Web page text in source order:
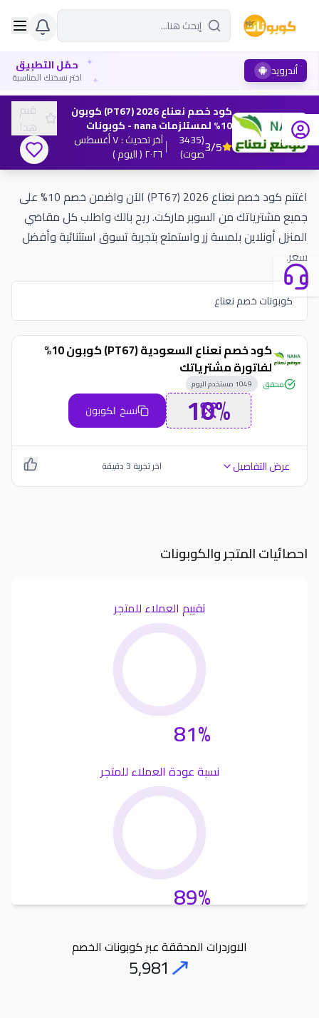
أندرويد حمّل التطبيق
اختر نسختك المناسبة
✦
✦
كود خصم نعناع 2026 (PT67) كوبون
10% لمستلزمات nana - كوبونات
3/5
(
3435
صوت)
آخر تحديث: ٧ أغسطس
٢٠٢٦( اليوم )
قيم
هذا
اغتنم كود خصم نعناع 2026 (PT67) الآن واضمن خصم 10% على
جميع مشترياتك من السوبر ماركت. ريح بالك واطلب كل مقاضي
المنزل أونلاين بلمسة زر واستمتع بتجربة تسوق استثنائية وأفضل
سعر.
كوبونات خصم نعناع
كود خصم نعناع السعودية (PT67) كوبون 10%
لفاتورة مشترياتك
محقق 1049 مستخدم اليوم
10% نسخ الكوبون
عرض التفاصيل اخر تجربة 3دقيقة
احصائيات المتجر والكوبونات
تقييم العملاء للمتجر
81%
نسبة عودة العملاء للمتجر
89%
الاوردرات المحققة عبر كوبونات الخصم
Orders
5,981